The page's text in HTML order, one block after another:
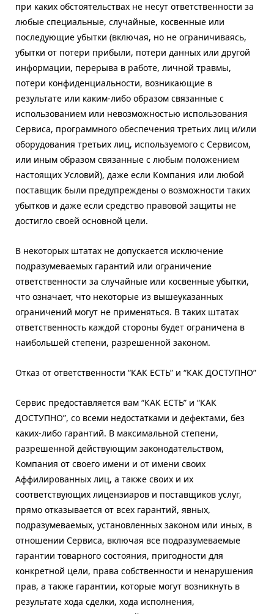
при каких обстоятельствах не несут ответственности за
любые специальные, случайные, косвенные или
последующие убытки (включая, но не ограничиваясь,
убытки от потери прибыли, потери данных или другой
информации, перерыва в работе, личной травмы,
потери конфиденциальности, возникающие в
результате или каким-либо образом связанные с
использованием или невозможностью использования
Сервиса, программного обеспечения третьих лиц и/или
оборудования третьих лиц, используемого с Сервисом,
или иным образом связанные с любым положением
настоящих Условий), даже если Компания или любой
поставщик были предупреждены о возможности таких
убытков и даже если средство правовой защиты не
достигло своей основной цели.
В некоторых штатах не допускается исключение
подразумеваемых гарантий или ограничение
ответственности за случайные или косвенные убытки,
что означает, что некоторые из вышеуказанных
ограничений могут не применяться. В таких штатах
ответственность каждой стороны будет ограничена в
наибольшей степени, разрешенной законом.
Отказ от ответственности “КАК ЕСТЬ” и “КАК ДОСТУПНО”
Сервис предоставляется вам “КАК ЕСТЬ” и “КАК
ДОСТУПНО”, со всеми недостатками и дефектами, без
каких-либо гарантий. В максимальной степени,
разрешенной действующим законодательством,
Компания от своего имени и от имени своих
Аффилированных лиц, а также своих и их
соответствующих лицензиаров и поставщиков услуг,
прямо отказывается от всех гарантий, явных,
подразумеваемых, установленных законом или иных, в
отношении Сервиса, включая все подразумеваемые
гарантии товарного состояния, пригодности для
конкретной цели, права собственности и ненарушения
прав, а также гарантии, которые могут возникнуть в
результате хода сделки, хода исполнения,